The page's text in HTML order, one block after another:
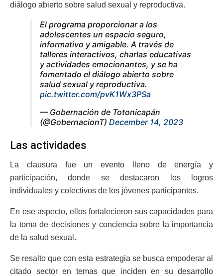
diálogo abierto sobre salud sexual y reproductiva.
El programa proporcionar a los
adolescentes un espacio seguro,
informativo y amigable. A través de
talleres interactivos, charlas educativas
y actividades emocionantes, y se ha
fomentado el diálogo abierto sobre
salud sexual y reproductiva.
pic.twitter.com/pvK1Wx3PSa
— Gobernación de Totonicapán
(@GobernacionT) December 14, 2023
Las actividades
La clausura fue un evento lleno de energía y
participación, donde se destacaron los logros
individuales y colectivos de los jóvenes participantes.
En ese aspecto, ellos fortalecieron sus capacidades para
la toma de decisiones y conciencia sobre la importancia
de la salud sexual.
Se resalto que con esta estrategia se busca empoderar al
citado sector en temas que inciden en su desarrollo